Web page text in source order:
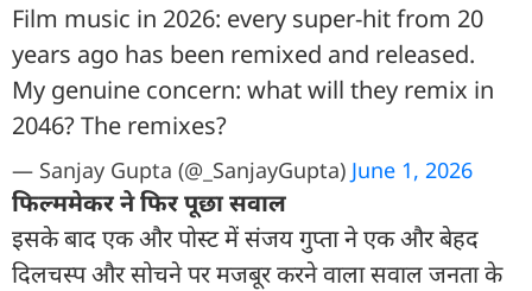
Film music in 2026: every super-hit from 20
years ago has been remixed and released.
My genuine concern: what will they remix in
2046? The remixes?
— Sanjay Gupta (@_SanjayGupta) June 1, 2026
फिल्ममेकर ने फिर पूछा सवाल
इसके बाद एक और पोस्ट में संजय गुप्ता ने एक और बेहद
दिलचस्प और सोचने पर मजबूर करने वाला सवाल जनता के